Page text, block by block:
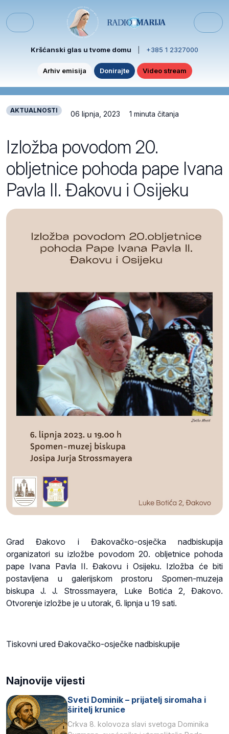
Menu
Kršćanski glas u tvome domu +385 1 2327000
Arhiv emisija Donirajte Video stream
AKTUALNOSTI 06 lipnja, 2023 1 minuta čitanja
Izložba povodom 20.
obljetnice pohoda pape Ivana
Pavla II. Đakovu i Osijeku
Grad Đakovo i Đakovačko-osječka nadbiskupija
organizatori su izložbe povodom 20. obljetnice pohoda
pape Ivana Pavla II. Đakovu i Osijeku. Izložba će biti
postavljena u galerijskom prostoru Spomen-muzeja
biskupa J. J. Strossmayera, Luke Botića 2, Đakovo.
Otvorenje izložbe je u utorak, 6. lipnja u 19 sati.
Tiskovni ured Đakovačko-osječke nadbiskupije
Najnovije vijesti
Sveti Dominik – prijatelj siromaha i
širitelj krunice
Crkva 8. kolovoza slavi svetoga Dominika